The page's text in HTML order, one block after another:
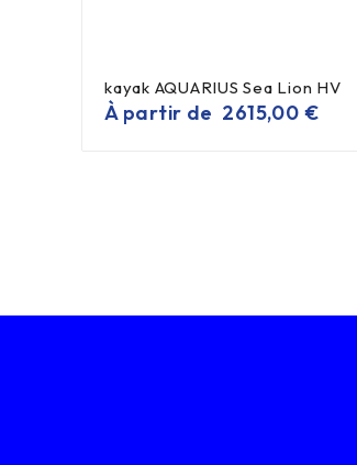
kayak AQUARIUS Sea Lion HV
À partir de 2615,00 €